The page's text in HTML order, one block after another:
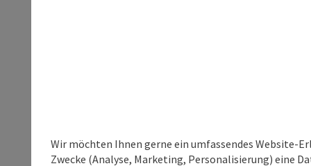
Wir möchten Ihnen gerne ein umfassendes Website-
Zwecke (Analyse, Marketing, Personalisierung) eine